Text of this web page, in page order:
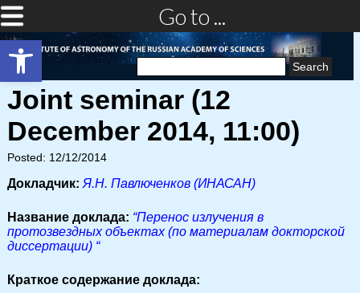
Open toolbar
Go to ...
Search
Joint seminar (12
December 2014, 11:00)
Posted: 12/12/2014
Докладчик: Я.Н. Павлюченков (ИНАСАН)
Название доклада: “Перенос излучения в
протозвездных объектах (по материалам докторской
диссертации) “
Краткое содержание доклада: